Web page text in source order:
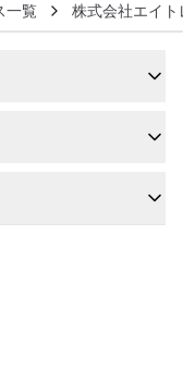
一覧 株式会社エイト